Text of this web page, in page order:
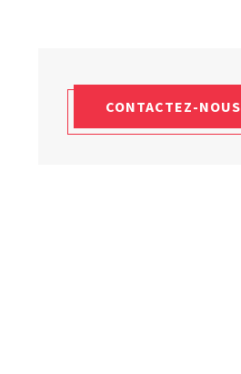
Qualifiantes / certifiantes
Parcours de spécialisation
A l'international
CONTACTEZ-NOUS